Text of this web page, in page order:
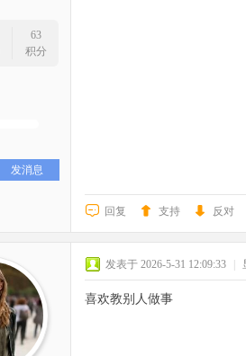
63
积分
发消息
回复 支持 反对
发表于 2026-5-31 12:09:33
喜欢教别人做事